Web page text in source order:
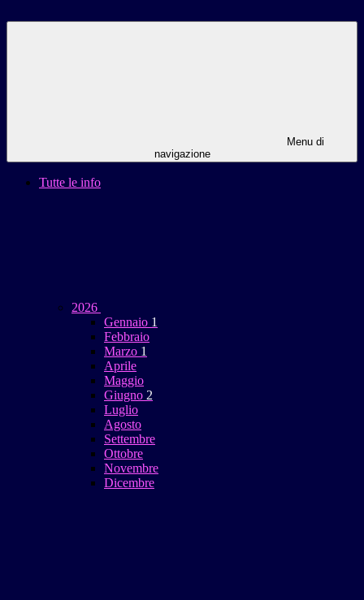
Menu di
navigazione
Tutte le info
2026
Gennaio 1
Febbraio
Marzo 1
Aprile
Maggio
Giugno 2
Luglio
Agosto
Settembre
Ottobre
Novembre
Dicembre